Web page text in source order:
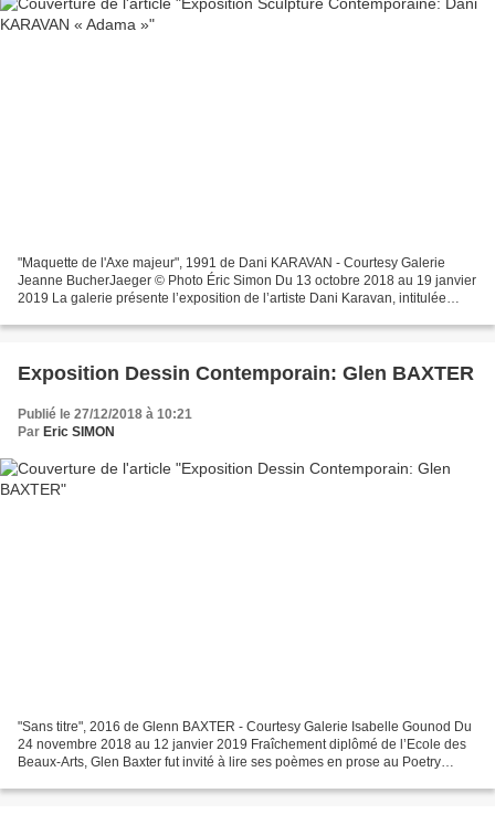
"Maquette de l'Axe majeur", 1991 de Dani KARAVAN - Courtesy Galerie
Jeanne BucherJaeger © Photo Éric Simon Du 13 octobre 2018 au 19 janvier
2019 La galerie présente l’exposition de l’artiste Dani Karavan, intitulée
Exposition Dessin Contemporain: Glen BAXTER
Publié le 27/12/2018 à 10:21
Par Eric SIMON
"Sans titre", 2016 de Glenn BAXTER - Courtesy Galerie Isabelle Gounod Du
24 novembre 2018 au 12 janvier 2019 Fraîchement diplômé de l’Ecole des
Beaux-Arts, Glen Baxter fut invité à lire ses poèmes en prose au Poetry